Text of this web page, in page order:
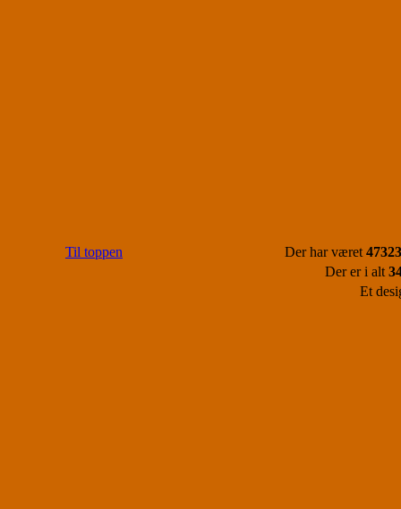
Til toppen Der har været
Der er i alt
Et